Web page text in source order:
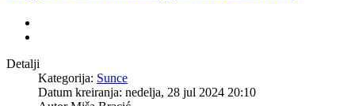
Detalji
Kategorija: Sunce
Datum kreiranja: nedelja, 28 jul 2024 20:10